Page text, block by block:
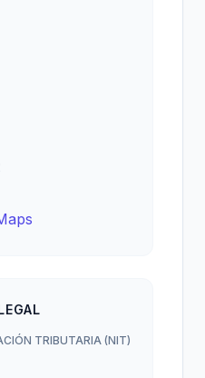
TRIBUTARIA (NIT)